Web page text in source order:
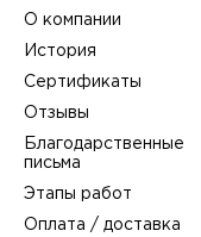
О компании
История
Сертификаты
Отзывы
Благодарственные
письма
Этапы работ
Оплата / доставка